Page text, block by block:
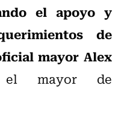
el apoyo y
de
mayor Alex
mayor de